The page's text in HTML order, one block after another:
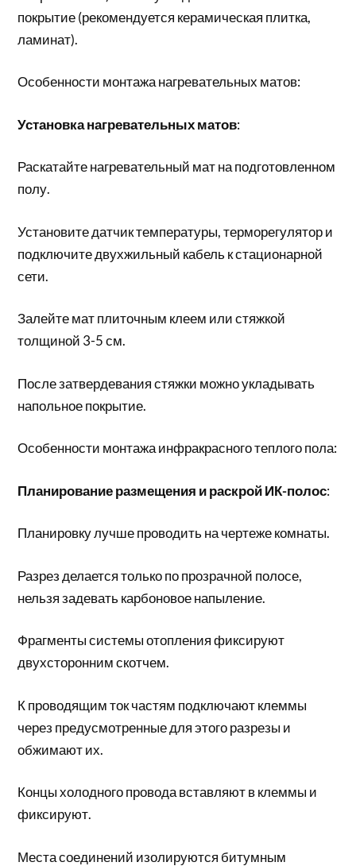
покрытие (рекомендуется керамическая плитка,
ламинат).
Особенности монтажа нагревательных матов:
Установка нагревательных матов:
Раскатайте нагревательный мат на подготовленном
полу.
Установите датчик температуры, терморегулятор и
подключите двухжильный кабель к стационарной
сети.
Залейте мат плиточным клеем или стяжкой
толщиной 3-5 см.
После затвердевания стяжки можно укладывать
напольное покрытие.
Особенности монтажа инфракрасного теплого пола:
Планирование размещения и раскрой ИК-полос:
Планировку лучше проводить на чертеже комнаты.
Разрез делается только по прозрачной полосе,
нельзя задевать карбоновое напыление.
Фрагменты системы отопления фиксируют
двухсторонним скотчем.
К проводящим ток частям подключают клеммы
через предусмотренные для этого разрезы и
обжимают их.
Концы холодного провода вставляют в клеммы и
фиксируют.
Места соединений изолируются битумным